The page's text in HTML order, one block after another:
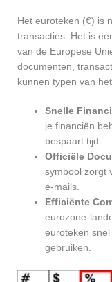
Het euroteken (€) is
transacties. Het is
van de Europese
documenten,
kunnen typen van
Snelle
je financiën
bespaart tijd.
Officiële
symbool zorgt
e-mails.
Efficiënte
eurozone-
euroteken
gebruiken.